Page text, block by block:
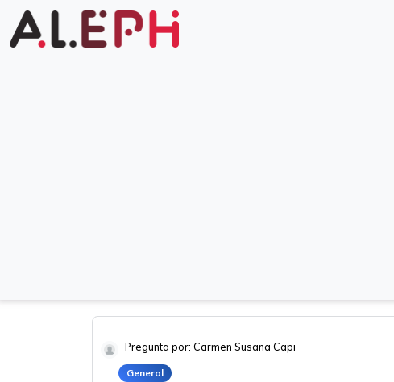
Pregunta por: Carmen Susana Capi
General